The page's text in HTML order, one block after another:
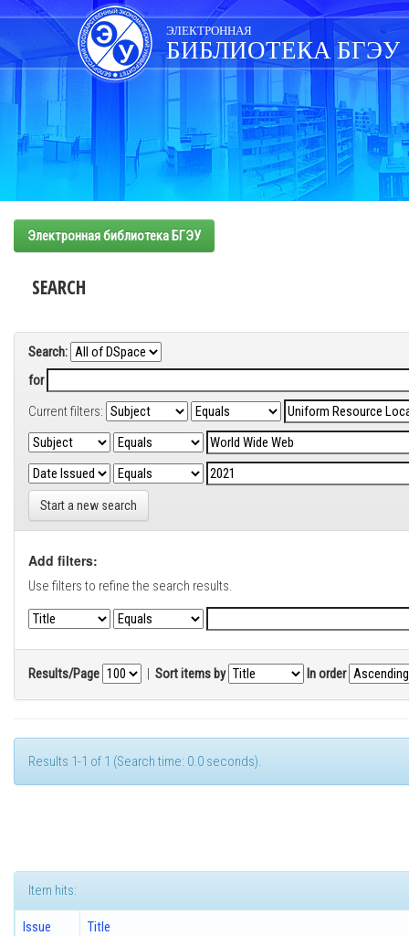
Skip
navigation
ЭЛЕКТРОННАЯ
БИБЛИОТЕКА БГЭУ
Электронная библиотека БГЭУ
SEARCH
Search:
for
Current filters:
Start a new search
Add filters:
Use filters to refine the search results.
Results/Page | Sort items by In order
Results 1-1 of 1 (Search time: 0.0 seconds).
Item hits:
Issue
Title